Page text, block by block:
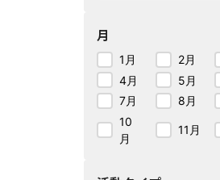
月
1月 2月
4月
5月
7月
8月
10
月
11月